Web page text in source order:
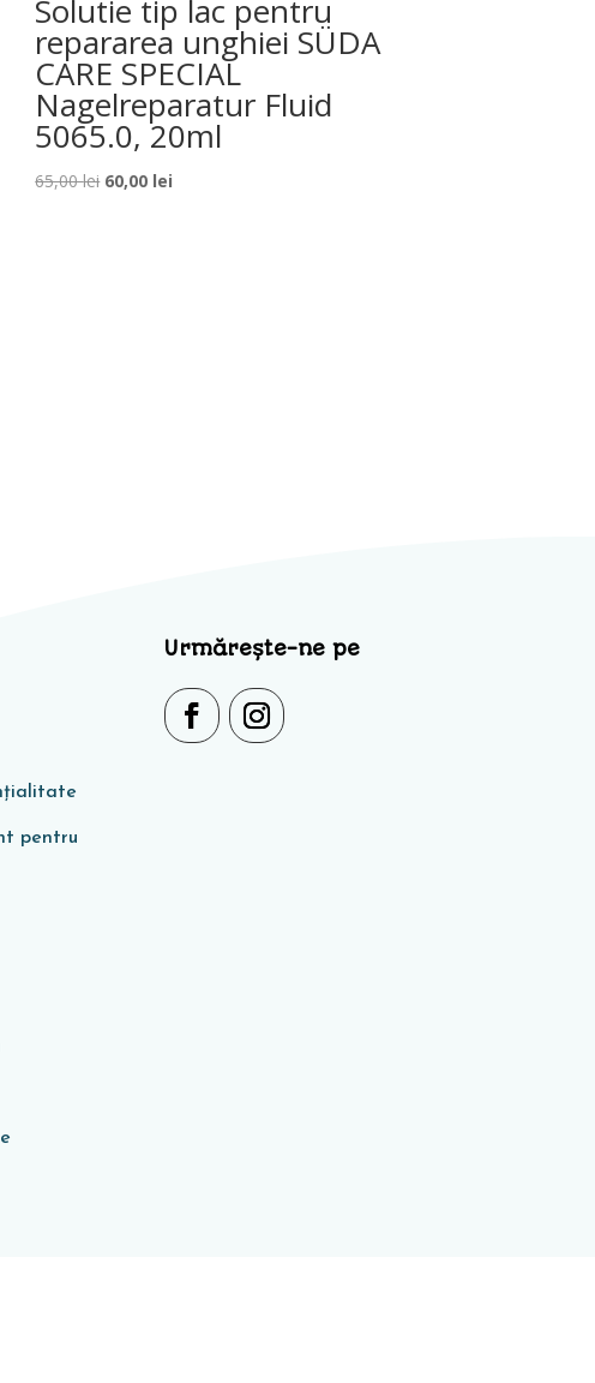
Solutie tip lac pentru
repararea unghiei SÜDA
CARE SPECIAL
Nagelreparatur Fluid
5065.0, 20ml
65,00lei Prețul
60,00 lei
pentru
Urmărește-ne pe